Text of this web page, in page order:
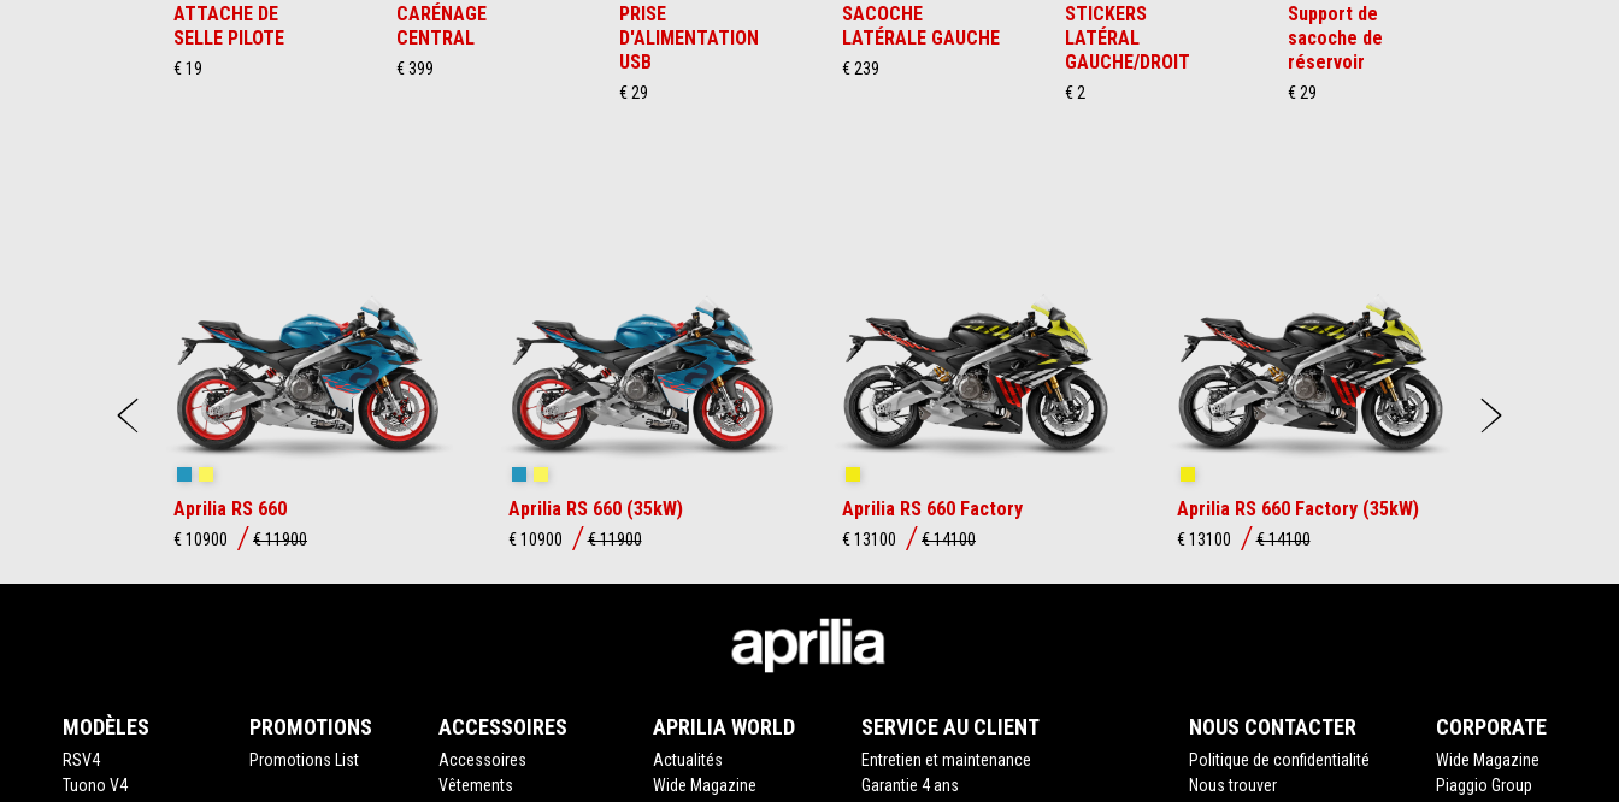
ATTACHE DE
SELLE PILOTE
€ 19
CARÉNAGE
CENTRAL
€ 399
PRISE
D'ALIMENTATION
USB
€ 29
SACOCHE
LATÉRALE GAUCHE
€ 239
STICKERS
LATÉRAL
GAUCHE/DROIT
€ 2
Support de
sacoche de
réservoir
€ 29
Précédent
Aprilia RS 660
€ 10900 € 11900
Aprilia RS 660 (35kW)
€ 10900 € 11900
Aprilia RS 660 Factory
€ 13100 € 14100
Aprilia RS 660 Factory (35kW)
€ 13100 € 14100
MODÈLES
RSV4
Tuono V4
PROMOTIONS
Promotions List
ACCESSOIRES
Accessoires
Vêtements
APRILIA WORLD
Actualités
Wide Magazine
SERVICE AU CLIENT
Entretien et maintenance
Garantie 4 ans
NOUS CONTACTER
Politique de confidentialité
Nous trouver
CORPORATE
Wide Magazine
Piaggio Group